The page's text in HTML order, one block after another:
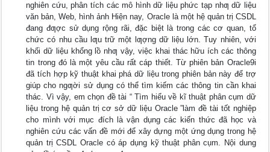
nghiên cứu, phân tích các mô hình dữ liệu phức tạp nhƣ dữ liệu
văn bản, Web, hình ảnh Hiện nay, Oracle là một hệ quản trị CSDL
đang đƣợc sử dụng rộng rãi, đặc biệt là trong các cơ quan, tổ
chức có nhu cầu lƣu trữ một lƣợng dữ liệu lớn. Tuy nhiên, với
khối dữ liệu khổng lồ nhƣ vậy, việc khai thác hữu ích các thông
tin trong đó là một yêu cầu rất cáp thiết. Từ phiên bản Oracle9i
đã tích hợp kỹ thuật khai phá dữ liệu trong phiên bản này để trợ
giúp cho ngƣời sử dụng có thể tìm kiếm các thông tin cần khai
thác. Vì vậy, em chọn đề tài “ Tìm hiểu về kĩ thuật phân cụm dữ
liệu trong hệ quản trị cơ sở dữ liệu Oracle ”làm đề tài tốt nghiệp
cho mình với mục đích là vận dụng các kiến thức đã học và
nghiên cứu các vấn đề mới để xây dựng một ứng dụng trong hệ
quản trị CSDL Oracle có áp dụng kỹ thuật phân cụm. Nội dung